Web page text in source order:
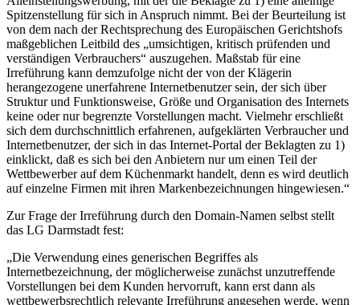
Spitzenstellung für sich in Anspruch nimmt. Bei der Beurteilung ist
von dem nach der Rechtsprechung des Europäischen Gerichtshofs
maßgeblichen Leitbild des „umsichtigen, kritisch prüfenden und
verständigen Verbrauchers“ auszugehen. Maßstab für eine
Irreführung kann demzufolge nicht der von der Klägerin
herangezogene unerfahrene Internetbenutzer sein, der sich über
Struktur und Funktionsweise, Größe und Organisation des Internets
keine oder nur begrenzte Vorstellungen macht. Vielmehr erschließt
sich dem durchschnittlich erfahrenen, aufgeklärten Verbraucher und
Internetbenutzer, der sich in das Internet-Portal der Beklagten zu 1)
einklickt, daß es sich bei den Anbietern nur um einen Teil der
Wettbewerber auf dem Küchenmarkt handelt, denn es wird deutlich
auf einzelne Firmen mit ihren Markenbezeichnungen hingewiesen.“
Zur Frage der Irreführung durch den Domain-Namen selbst stellt
das LG Darmstadt fest:
„Die Verwendung eines generischen Begriffes als
Internetbezeichnung, der möglicherweise zunächst unzutreffende
Vorstellungen bei dem Kunden hervorruft, kann erst dann als
wettbewerbsrechtlich relevante Irreführung angesehen werde, wenn